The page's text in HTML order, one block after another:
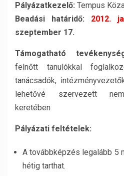
Pályázatkezelő: Tempus
Beadási határidő: 2012.
szeptember 17.
Támogatható
felnőtt tanulókkal
tanácsadók,
lehetővé szervezett
keretében
Pályázati feltételek:
A továbbképzés legalább 5
hétig tarthat.